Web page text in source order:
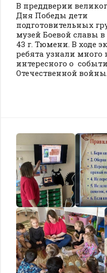
В преддверии
Дня Победы дети
подготовительных
музей Боевой славы
43 г. Тюмени. В ходе
ребята узнали много
интересного о
Отечественной